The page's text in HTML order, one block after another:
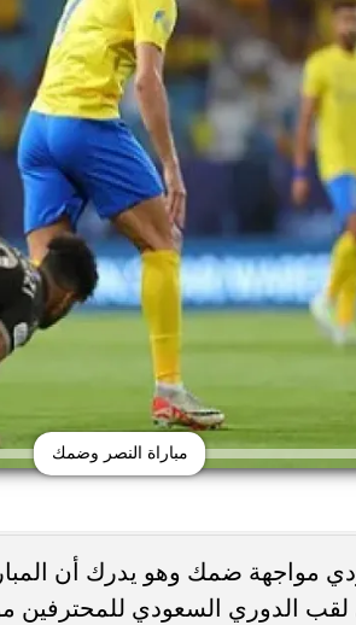
مباراة النصر وضمك
مواجهة ضمك وهو يدرك أن
مصر تكتب التاريخ.. فريق “حلم” يفوز بكأس
بطولة Genuine Cup العالمية لكرة...